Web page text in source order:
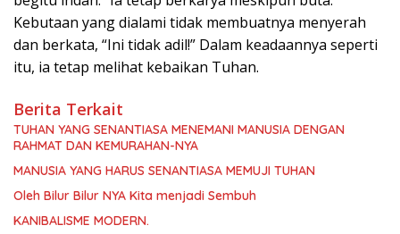
Kebutaan yang dialami tidak membuatnya menyerah
dan berkata, “Ini tidak adil!” Dalam keadaannya seperti
itu, ia tetap melihat kebaikan Tuhan.
Berita Terkait
TUHAN YANG SENANTIASA MENEMANI MANUSIA DENGAN
RAHMAT DAN KEMURAHAN-NYA
MANUSIA YANG HARUS SENANTIASA MEMUJI TUHAN
Oleh Bilur Bilur NYA Kita menjadi Sembuh
KANIBALISME MODERN.